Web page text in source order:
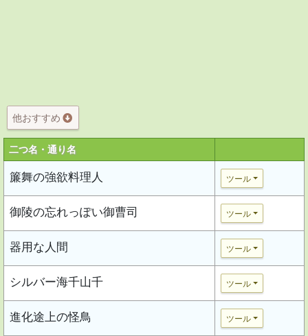
他おすすめ
二つ名・通り名
簾舞の強欲料理人 ツール
御陵の忘れっぽい御曹司 ツール
器用な人間 ツール
シルバー海千山千 ツール
進化途上の怪鳥 ツール